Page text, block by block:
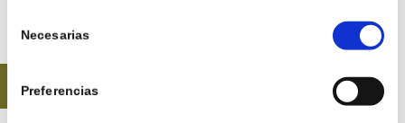
Necesarias
Preferencias
Lessen twee of meer personen 30 min – € 15 p/p
BOEKINGEN